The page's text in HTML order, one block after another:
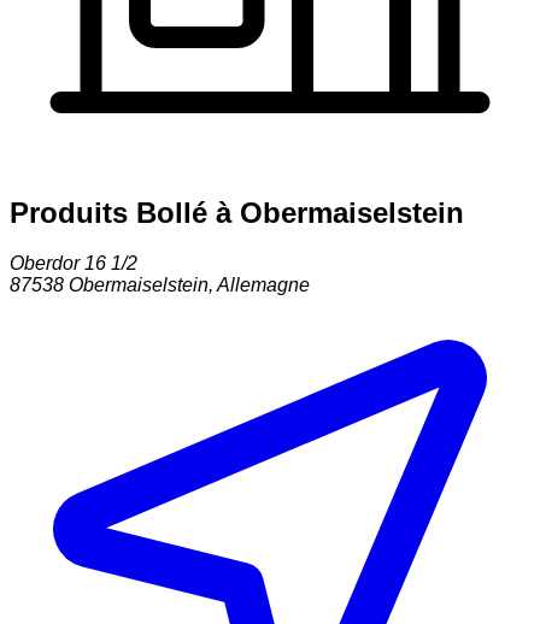
Produits Bollé à Obermaiselstein
Oberdor 16 1/2
87538 Obermaiselstein,Allemagne